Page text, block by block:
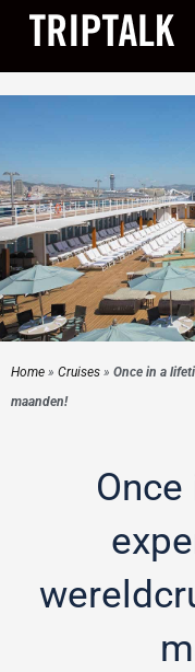
de
inhoud
Home » Cruises » Once in a
maanden!